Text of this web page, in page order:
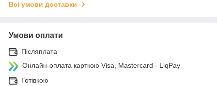
Всі умови доставки
Умови оплати
Післяплата
Онлайн-оплата карткою Visa, Mastercard - LiqPay
Готівкою